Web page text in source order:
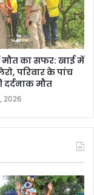
का सफर: खाई में
परिवार के पांच
दर्दनाक मौत
2026